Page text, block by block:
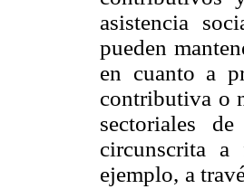
asistencia
pueden
en cuanto a
contributiva o
sectoriales
circunscrita a
ejemplo, a